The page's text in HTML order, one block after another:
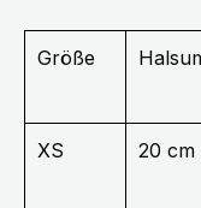
Größe
XS 20 cm